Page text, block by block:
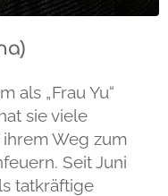
als „Frau Yu“
sie viele
Weg zum
Seit Juni
tatkräftige